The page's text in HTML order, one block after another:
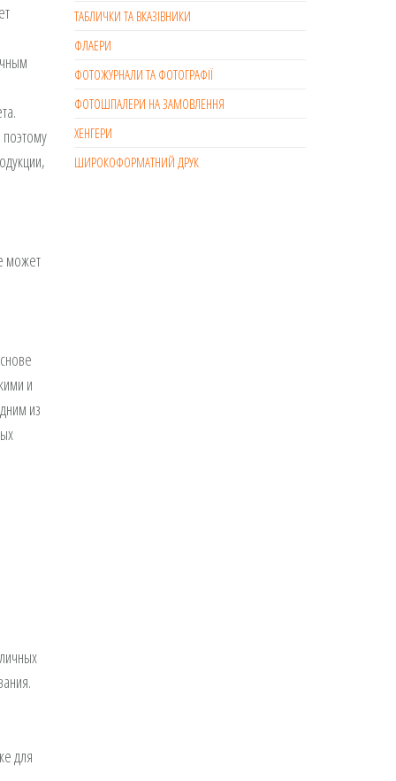
может
и
из
для
ТАБЛИЧКИ ТА ВКАЗІВНИКИ
ФЛАЕРИ
ФОТОЖУРНАЛИ ТА ФОТОГРАФІЇ
ФОТОШПАЛЕРИ НА ЗАМОВЛЕННЯ
ХЕНГЕРИ
ШИРОКОФОРМАТНИЙ ДРУК